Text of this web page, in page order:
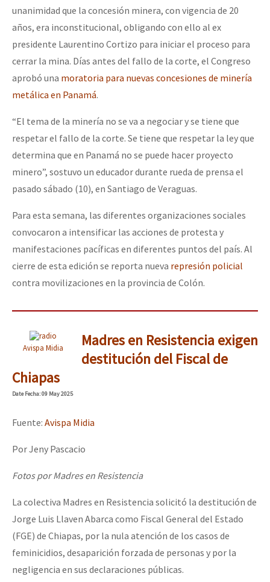
unanimidad que la concesión minera, con vigencia de 20
años, era inconstitucional, obligando con ello al ex
presidente Laurentino Cortizo para iniciar el proceso para
cerrar la mina. Días antes del fallo de la corte, el Congreso
aprobó una moratoria para nuevas concesiones de minería
metálica en Panamá.
“El tema de la minería no se va a negociar y se tiene que
respetar el fallo de la corte. Se tiene que respetar la ley que
determina que en Panamá no se puede hacer proyecto
minero”, sostuvo un educador durante rueda de prensa el
pasado sábado (10), en Santiago de Veraguas.
Para esta semana, las diferentes organizaciones sociales
convocaron a intensificar las acciones de protesta y
manifestaciones pacíficas en diferentes puntos del país. Al
cierre de esta edición se reporta nueva represión policial
contra movilizaciones en la provincia de Colón.
Avispa Midia
Madres en Resistencia exigen
destitución del Fiscal de
Chiapas
DateFecha: 09 May 2025
Fuente: Avispa Midia
Por Jeny Pascacio
Fotos por Madres en Resistencia
La colectiva Madres en Resistencia solicitó la destitución de
Jorge Luis Llaven Abarca como Fiscal General del Estado
(FGE) de Chiapas, por la nula atención de los casos de
feminicidios, desaparición forzada de personas y por la
negligencia en sus declaraciones públicas.